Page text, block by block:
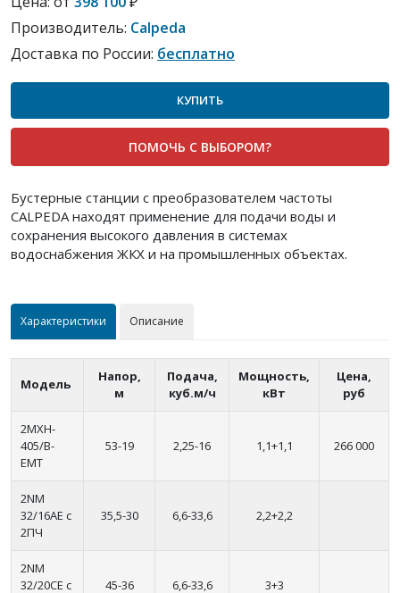
Производитель: Calpeda
Доставка по России: бесплатно
КУПИТЬ
ПОМОЧЬ С ВЫБОРОМ?
Бустерные станции с преобразователем частоты
CALPEDA находят применение для подачи воды и
сохранения высокого давления в системах
водоснабжения ЖКХ и на промышленных объектах.
Характеристики Описание
Модель
Напор,
м
Подача,
куб.м/ч
Мощность,
кВт
Цена,
руб
2MXH-
405/B-
EMT
53-19 2,25-16 1,1+1,1 266 000
2NM
32/16АЕ с
2ПЧ
35,5-30 6,6-33,6 2,2+2,2
2NM
32/20СE с
45-36 6,6-33,6 3+3